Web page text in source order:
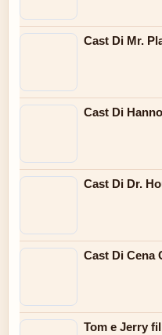
Cast Di Mr.
Cast Di
Cast Di Dr.
Cast Di Cena
Tom e Jerry